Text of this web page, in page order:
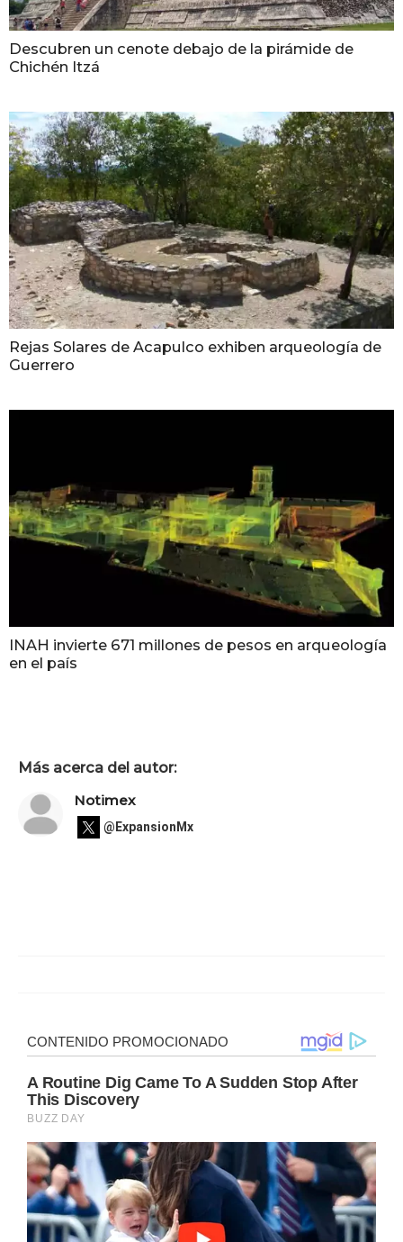
Descubren un cenote debajo de la pirámide de
Chichén Itzá
Rejas Solares de Acapulco exhiben arqueología de
Guerrero
INAH invierte 671 millones de pesos en arqueología
en el país
Más acerca del autor:
Notimex
@ExpansionMx